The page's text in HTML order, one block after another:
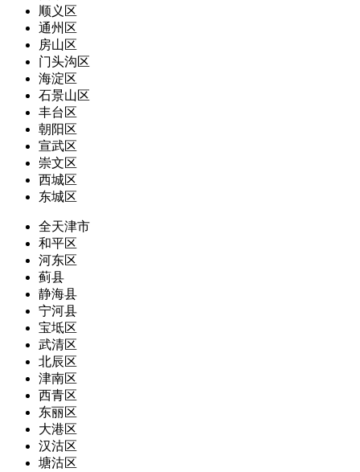
顺义区
通州区
房山区
门头沟区
海淀区
石景山区
丰台区
朝阳区
宣武区
崇文区
西城区
东城区
全天津市
和平区
河东区
蓟县
静海县
宁河县
宝坻区
武清区
北辰区
津南区
西青区
东丽区
大港区
汉沽区
塘沽区